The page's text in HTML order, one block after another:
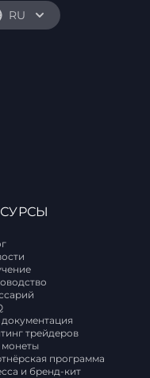
RU
трейдеров
монеты
программа
и бренд-кит